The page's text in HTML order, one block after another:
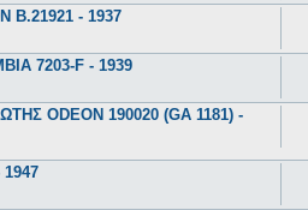
- 1937
7203-F - 1939
ODEON 190020 (GA 1181) -